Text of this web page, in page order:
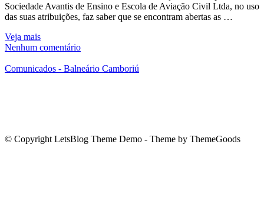
Sociedade Avantis de Ensino e Escola de Aviação Civil Ltda, no uso
das suas atribuições, faz saber que se encontram abertas as …
Veja mais
Nenhum comentário
Comunicados - Balneário Camboriú
© Copyright LetsBlog Theme Demo - Theme by ThemeGoods